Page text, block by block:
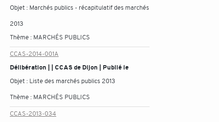
Objet : Marchés publics - récapitulatif des marchés
2013
Thème : MARCHÉS PUBLICS
CCAS-2014-001A
Délibération | | CCAS de Dijon | Publié le
Objet : Liste des marchés publics 2013
Thème : MARCHÉS PUBLICS
CCAS-2013-034